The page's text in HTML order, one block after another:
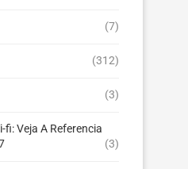
(7)
(312)
(3)
fi: Veja A Referencia
(3)